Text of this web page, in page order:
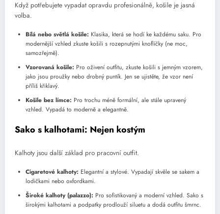
Když potřebujete vypadat opravdu profesionálně, košile je jasná
volba.
Bílá nebo světlá košile: Klasika, která se hodí ke každému saku. Pro
modernější vzhled zkuste košili s rozepnutými knoflíčky (ne moc,
samozřejmě).
Vzorovaná košile: Pro oživení outfitu, zkuste košili s jemným vzorem,
jako jsou proužky nebo drobný puntík. Jen se ujistěte, že vzor není
příliš křiklavý.
Košile bez límce: Pro trochu méně formální, ale stále upravený
vzhled. Vypadá to moderně a elegantně.
Sako s kalhotami: Nejen kostým
Kalhoty jsou další základ pro pracovní outfit.
Cigaretové kalhoty: Elegantní a stylové. Vypadají skvěle se sakem a
lodičkami nebo oxfordkami.
Široké kalhoty (palazzo): Pro sofistikovaný a moderní vzhled. Sako s
širokými kalhotami a podpatky prodlouží siluetu a dodá outfitu šmrnc.